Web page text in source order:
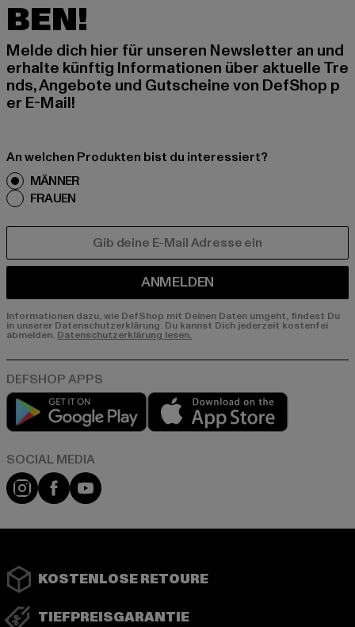
BEN!
Melde dich hier für unseren Newsletter an und
erhalte künftig Informationen über aktuelle Tre
nds, Angebote und Gutscheine von DefShop p
er E-Mail!
An welchen Produkten bist du interessiert?
MÄNNER
FRAUEN
ANMELDEN
Informationen dazu, wie DefShop mit Deinen Daten umgeht, findest Du
in unserer Datenschutzerklärung. Du kannst Dich jederzeit kostenfei
abmelden. Datenschutzerklärung lesen.
Play market
Instagram
FacebookYouTube
KOSTENLOSE RETOURE
TIEFPREISGARANTIE